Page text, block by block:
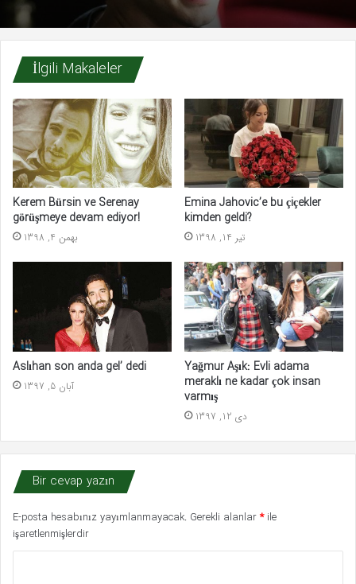
İlgili Makaleler
Kerem Bürsin ve Serenay
görüşmeye devam ediyor!
بهمن 4, 1398
Emina Jahovic’e bu çiçekler
kimden geldi?
تیر 14, 1398
Aslıhan son anda gel’ dedi
آبان 5, 1397
Yağmur Aşık: Evli adama
meraklı ne kadar çok insan
varmış
دی 12, 1397
Bir cevap yazın
E-posta hesabınız yayımlanmayacak. Gerekli alanlar*ile
işaretlenmişlerdir